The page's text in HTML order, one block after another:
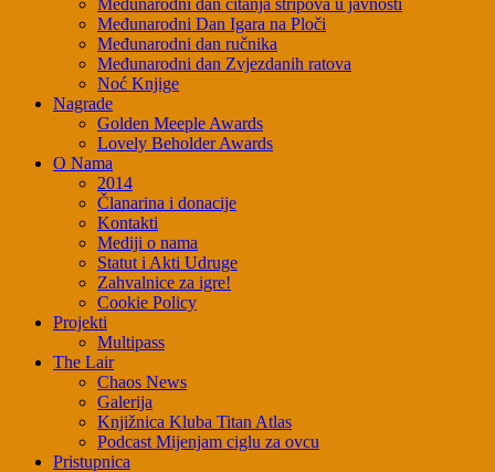
Međunarodni dan čitanja stripova u javnosti
Međunarodni Dan Igara na Ploči
Međunarodni dan ručnika
Međunarodni dan Zvjezdanih ratova
Noć Knjige
Nagrade
Golden Meeple Awards
Lovely Beholder Awards
O Nama
2014
Članarina i donacije
Kontakti
Mediji o nama
Statut i Akti Udruge
Zahvalnice za igre!
Cookie Policy
Projekti
Multipass
The Lair
Chaos News
Galerija
Knjižnica Kluba Titan Atlas
Podcast Mijenjam ciglu za ovcu
Pristupnica